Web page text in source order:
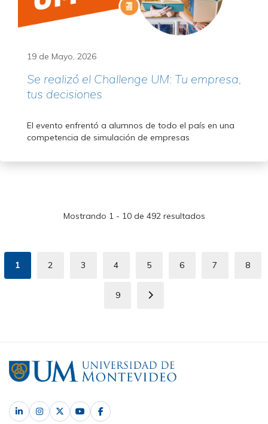
19 de Mayo, 2026
Se realizó el Challenge UM: Tu empresa,
tus decisiones
El evento enfrentó a alumnos de todo el país en una
competencia de simulación de empresas
Mostrando 1 - 10 de 492 resultados
Página
1
Page
2
Page
3
Page
4
Page
5
Page
6
Page
7
Page
8
Page
9
Siguiente